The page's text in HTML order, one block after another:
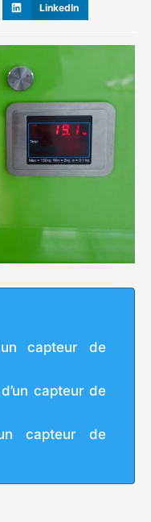
LinkedIn
capteur de
capteur de
capteur de